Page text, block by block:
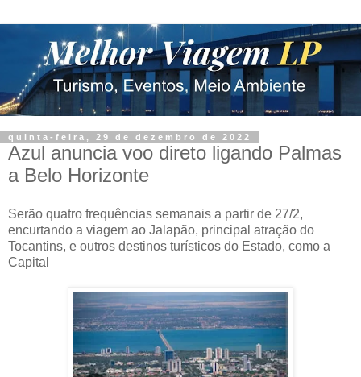
quinta-feira, 29 de dezembro de 2022
Azul anuncia voo direto ligando Palmas
a Belo Horizonte
Serão quatro frequências semanais a partir de 27/2,
encurtando a viagem ao Jalapão, principal atração do
Tocantins, e outros destinos turísticos do Estado, como a
Capital